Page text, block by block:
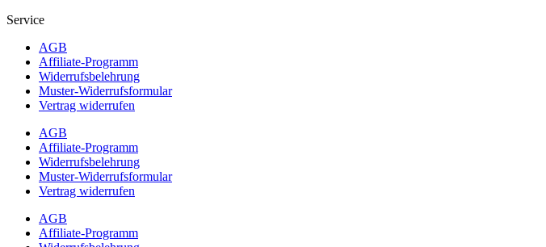
Service
AGB
Affiliate-Programm
Widerrufsbelehrung
Muster-Widerrufsformular
Vertrag widerrufen
AGB
Affiliate-Programm
Widerrufsbelehrung
Muster-Widerrufsformular
Vertrag widerrufen
AGB
Affiliate-Programm